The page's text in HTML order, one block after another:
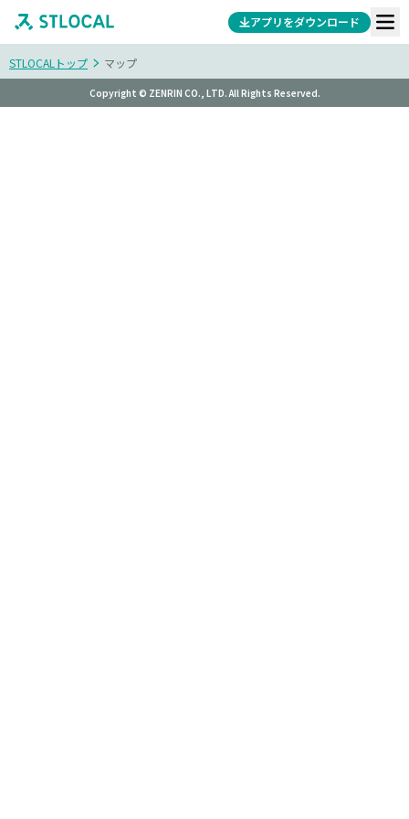
アプリをダウンロード
STLOCALトップ マップ
Copyright © ZENRIN CO., LTD. All Rights Reserved.